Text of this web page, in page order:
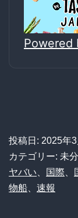
Powered
投稿日: 2025年3
カテゴリー: 未
ヤバい
国際
物船
速報